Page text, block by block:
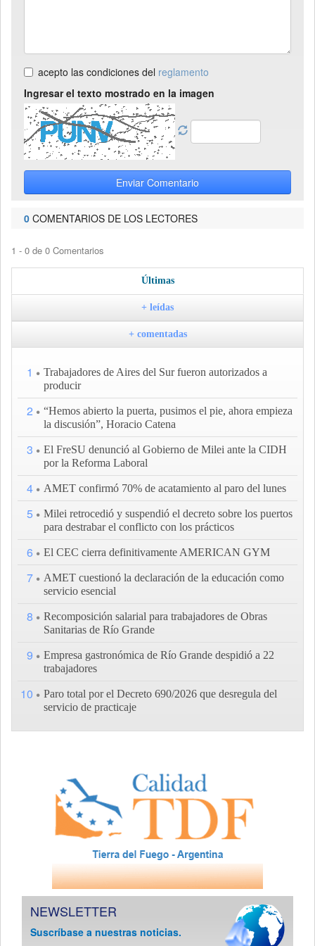
acepto las condiciones del reglamento
Ingresar el texto mostrado en la imagen
Enviar Comentario
0 COMENTARIOS DE LOS LECTORES
1 - 0 de 0 Comentarios
Últimas
+ leídas
+ comentadas
1
Trabajadores de Aires del Sur fueron autorizados a
producir
2
“Hemos abierto la puerta, pusimos el pie, ahora empieza
la discusión”, Horacio Catena
3
El FreSU denunció al Gobierno de Milei ante la CIDH
por la Reforma Laboral
4 AMET confirmó 70% de acatamiento al paro del lunes
5
Milei retrocedió y suspendió el decreto sobre los puertos
para destrabar el conflicto con los prácticos
6 El CEC cierra definitivamente AMERICAN GYM
7
AMET cuestionó la declaración de la educación como
servicio esencial
8
Recomposición salarial para trabajadores de Obras
Sanitarias de Río Grande
9
Empresa gastronómica de Río Grande despidió a 22
trabajadores
10
Paro total por el Decreto 690/2026 que desregula del
servicio de practicaje
NEWSLETTER
Suscríbase a nuestras noticias.